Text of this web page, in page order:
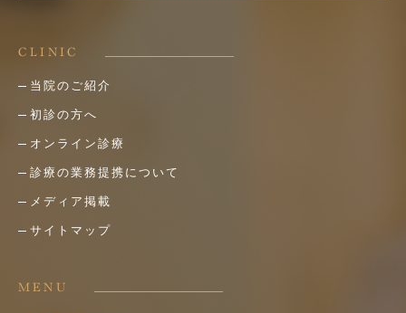
CLINIC
当院のご紹介
初診の方へ
オンライン診療
診療の業務提携について
メディア掲載
サイトマップ
MENU